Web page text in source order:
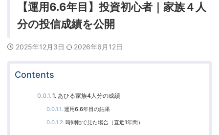
【運用6.6年目】投資初心者｜家族４人
分の投信成績を公開
2025年12月3日 2026年6月12日
Contents
1. あひる家族4人分の成績
運用6.6年目の結果
時間軸で見た場合（直近1年間）